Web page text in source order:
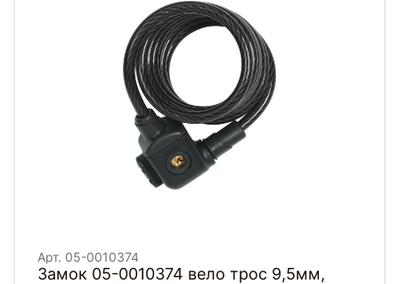
Арт. 05-0010374
Замок 05-0010374 вело трос 9,5мм,